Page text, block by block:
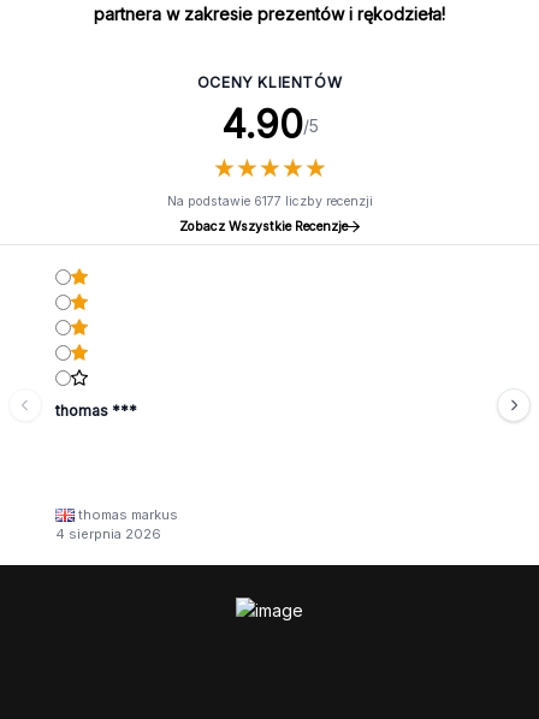
partnera w zakresie prezentów i rękodzieła!
OCENY KLIENTÓW
4.90/5
★★★★★
★★★★★
Na podstawie 6177 liczby recenzji
Zobacz Wszystkie Recenzje
thomas ***
thomas markus
4 sierpnia 2026